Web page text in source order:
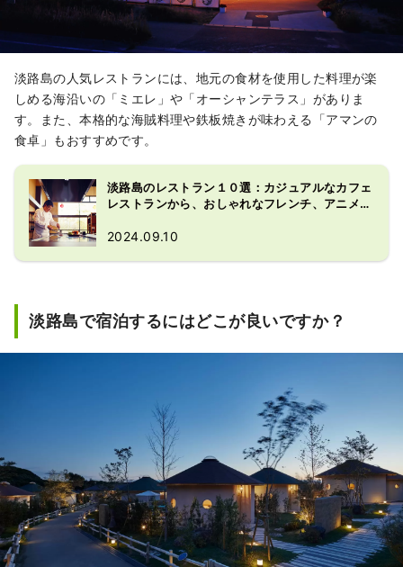
淡路島の人気レストランには、地元の食材を使用した料理が楽
しめる海沿いの「ミエレ」や「オーシャンテラス」がありま
す。また、本格的な海賊料理や鉄板焼きが味わえる「アマンの
食卓」もおすすめです。
淡路島のレストラン１０選：カジュアルなカフェ
レストランから、おしゃれなフレンチ、アニメが
2024.09.10
淡路島で宿泊するにはどこが良いですか？